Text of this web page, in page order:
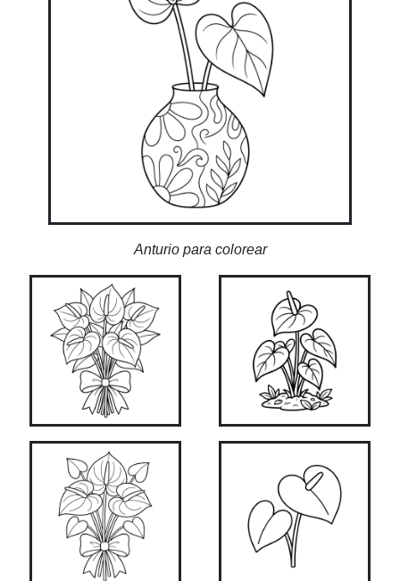
Anturio para colorear